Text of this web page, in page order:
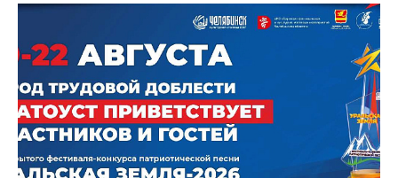
отметили и недочёты. «Например, управляющие компании
несвоевременно приняли меры для предотвращения
“перемерзания” общей домовой тепловой сети
многоквартирного дома, отсутствовало взаимодействие с
ресурсоснабжающей организацией, ЕДДС и иными службами»,
— сообщила начальник Главного управления ГЖИ Ирина
Настенко. В следующий раз, рекомендовали в
Госжилинспекции, службы должны действовать слаженно. И
оперативно делиться информацией со всеми
заинтересованными – от поставщика тепла до конечных
потребителей.